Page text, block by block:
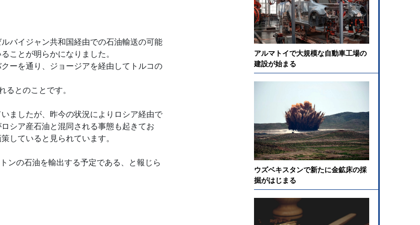
バイジャン共和国経由での石油輸送の可能
ことが明らかになりました。
ーを通り、ジョージアを経由してトルコの
とのことです。
ましたが、昨今の状況によりロシア経由で
シア産石油と混同される事態も起きてお
していると見られています。
ンの石油を輸出する予定である、と報じら
アルマトイで大規模な自動車工場の
建設が始まる
ウズベキスタンで新たに金鉱床の採
掘がはじまる